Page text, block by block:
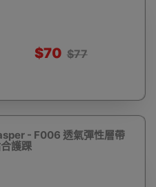
$70 $77
- F006 透氣彈性層帶
護踝